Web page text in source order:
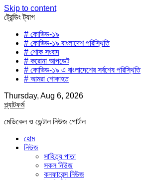
Skip to content
ট্রেন্ডিং ট্যাগ
# কোভিড-১৯
# কোভিড-১৯ বাংলাদেশ পরিস্থিতি
# শোক সংবাদ
# করোনা আপডেট
# কোভিড-১৯ এ বাংলাদেশের সর্বশেষ পরিস্থিতি
# আমরা শোকাহত
Thursday, Aug 6, 2026
প্ল্যাটফর্ম
মেডিকেল ও ডেন্টাল নিউজ পোর্টাল
হোম
নিউজ
সাহিত্য পাতা
সকল নিউজ
কনফারেন্স নিউজ